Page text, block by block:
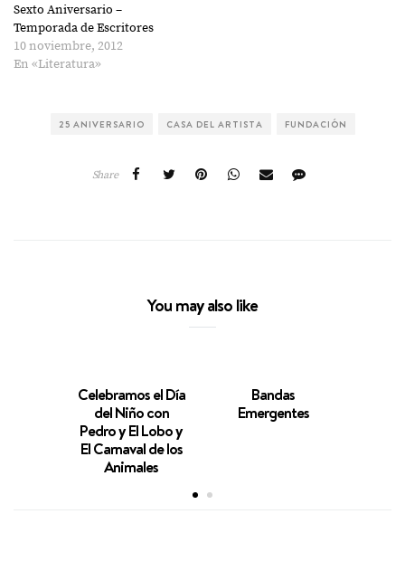
Sexto Aniversario –
Temporada de Escritores
10 noviembre, 2012
En «Literatura»
25 ANIVERSARIO CASA DEL ARTISTA FUNDACIÓN
Share
You may also like
Celebramos el Día
del Niño con
Pedro y El Lobo y
El Carnaval de los
Animales
Bandas
Emergentes